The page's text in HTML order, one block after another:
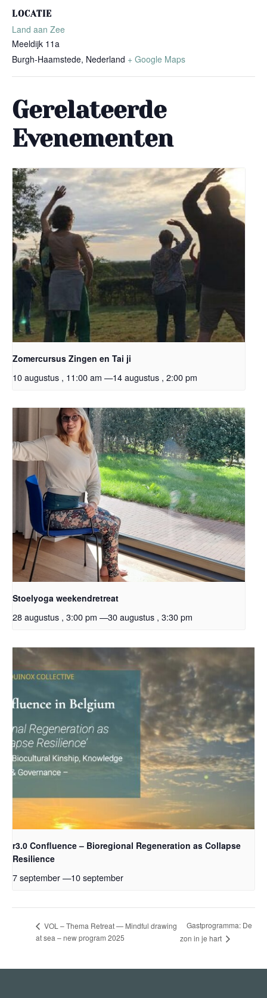
LOCATIE
Land aan Zee
Meeldijk 11a
Burgh-Haamstede, Nederland + Google Maps
Gerelateerde
Evenementen
Zomercursus Zingen en Tai ji
10 augustus , 11:00 am —14 augustus , 2:00 pm
Stoelyoga weekendretreat
28 augustus , 3:00 pm —30 augustus , 3:30 pm
r3.0 Confluence – Bioregional Regeneration as Collapse
Resilience
7 september—10 september
VOL – Thema Retreat — Mindful drawing
at sea – new program 2025
Gastprogramma: De
zon in je hart